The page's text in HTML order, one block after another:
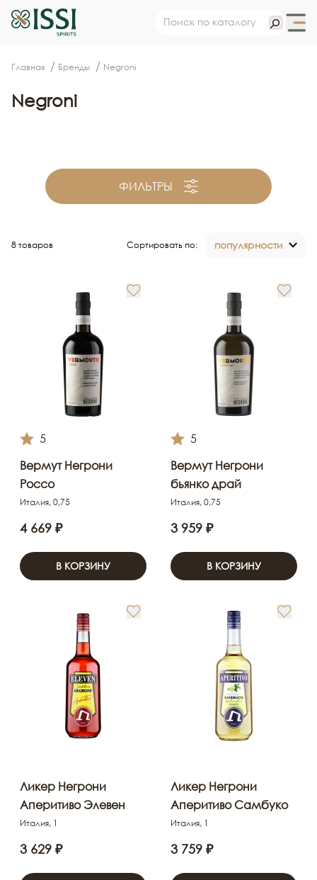
Главная Бренды Negroni
Negroni
ФИЛЬТРЫ
8 товаров Сортировать по: популярности
5
Вермут Негрони
Россо
Италия, 0,75
4 669 ₽
В КОРЗИНУ
5
Вермут Негрони
бьянко драй
Италия, 0,75
3 959 ₽
В КОРЗИНУ
Ликер Негрони
Аперитиво Элевен
Италия, 1
3 629 ₽
Ликер Негрони
Аперитиво Самбуко
Италия, 1
3 759 ₽